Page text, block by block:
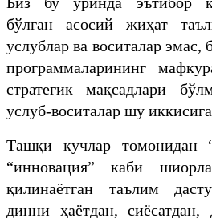
бўлган асосий жиҳат
услублар ва воситалар эмас,
программаларининг
стратегик мақсадлари
услуб-воситалар шу
Ташқи кучлар томонидан
“инновация” каби
қилинаётган таълим
динни ҳаётдан, сиёсатдан,